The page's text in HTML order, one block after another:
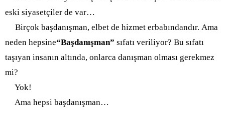
eski siyasetçiler de var…
Birçok başdanışman, elbet de hizmet erbabındandır. Ama
neden hepsine“Başdanışman” sıfatı veriliyor? Bu sıfatı
taşıyan insanın altında, onlarca danışman olması gerekmez
mi?
Yok!
Ama hepsi başdanışman…